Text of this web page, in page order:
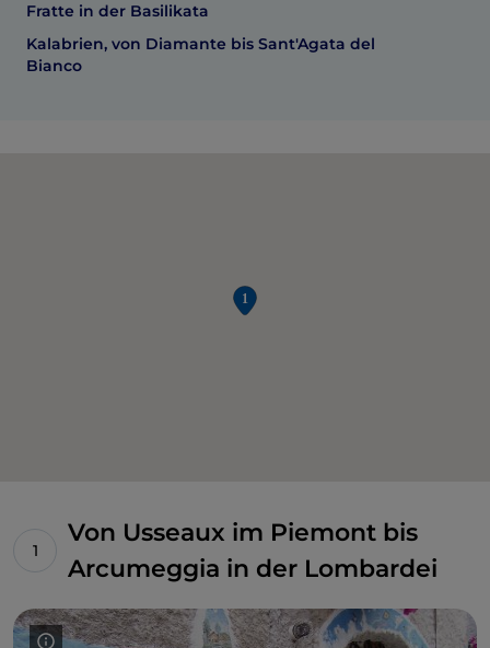
Fratte in der Basilikata
Kalabrien, von Diamante bis Sant'Agata del
Bianco
Von Usseaux im Piemont bis
Arcumeggia in der Lombardei